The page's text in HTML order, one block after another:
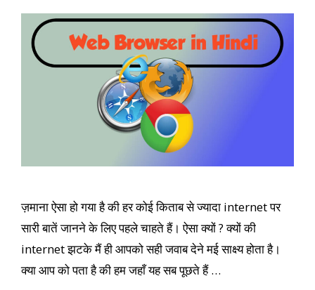
ज़माना ऐसा हो गया है की हर कोई किताब से ज्यादा internet पर
सारी बातें जानने के लिए पहले चाहते हैं। ऐसा क्यों ? क्यों की
internet झटके मैं ही आपको सही जवाब देने मई साक्ष्य होता है।
क्या आप को पता है की हम जहाँ यह सब पूछते हैं …